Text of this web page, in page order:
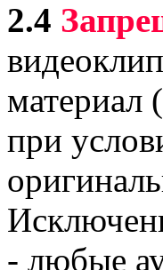
2.4
материал
при
- любые